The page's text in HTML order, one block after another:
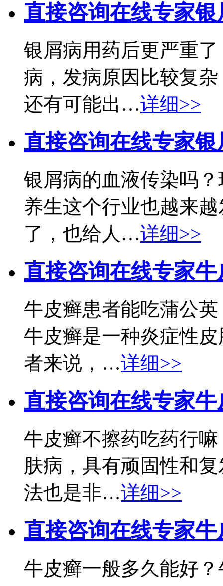
直接咨询在线专家银
银屑病用药后更严重
病，发病原因比较复
还有可能出…详细>>
直接咨询在线专家银
银屑病的血液传染吗
养生这个行业也越来
了，也给人…详细>>
直接咨询在线专家牛
牛皮癣患者能吃蒲公
牛皮癣是一种炎症性
者来说，…详细>>
直接咨询在线专家牛
牛皮癣不擦药吃药行
肤病，具有顽固性和
法也是非…详细>>
直接咨询在线专家牛
牛皮癣一般多久能好